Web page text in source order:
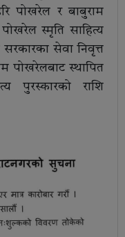
पोखरेल र बाबुराम
स्मृति साहित्य
सरकारका सेवा निवृत्त
पोखरेलबाट स्थापित
पुरस्कारको राशि